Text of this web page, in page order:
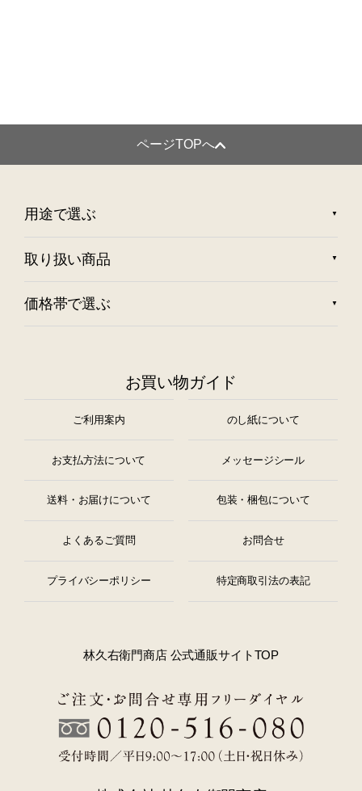
ページTOPへ
用途で選ぶ
取り扱い商品
価格帯で選ぶ
お買い物ガイド
ご利用案内 のし紙について
お支払方法について メッセージシール
送料・お届けについて 包装・梱包について
よくあるご質問 お問合せ
プライバシーポリシー 特定商取引法の表記
林久右衛門商店 公式通販サイトTOP